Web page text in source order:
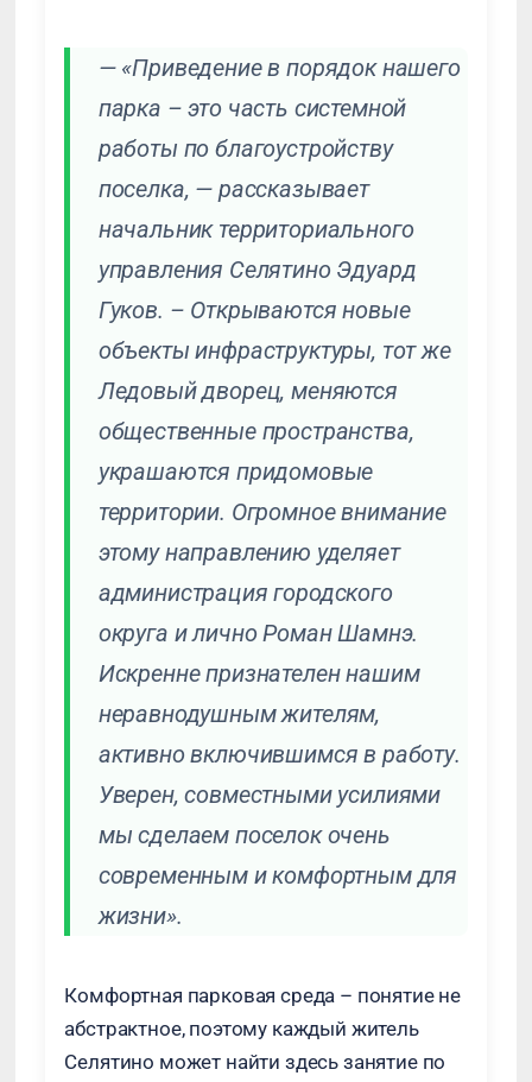
— «Приведение в порядок нашего
парка – это часть системной
работы по благоустройству
поселка, — рассказывает
начальник территориального
управления Селятино Эдуард
Гуков. – Открываются новые
объекты инфраструктуры, тот же
Ледовый дворец, меняются
общественные пространства,
украшаются придомовые
территории. Огромное внимание
этому направлению уделяет
администрация городского
округа и лично Роман Шамнэ.
Искренне признателен нашим
неравнодушным жителям,
активно включившимся в работу.
Уверен, совместными усилиями
мы сделаем поселок очень
современным и комфортным для
жизни».
Комфортная парковая среда – понятие не
абстрактное, поэтому каждый житель
Селятино может найти здесь занятие по